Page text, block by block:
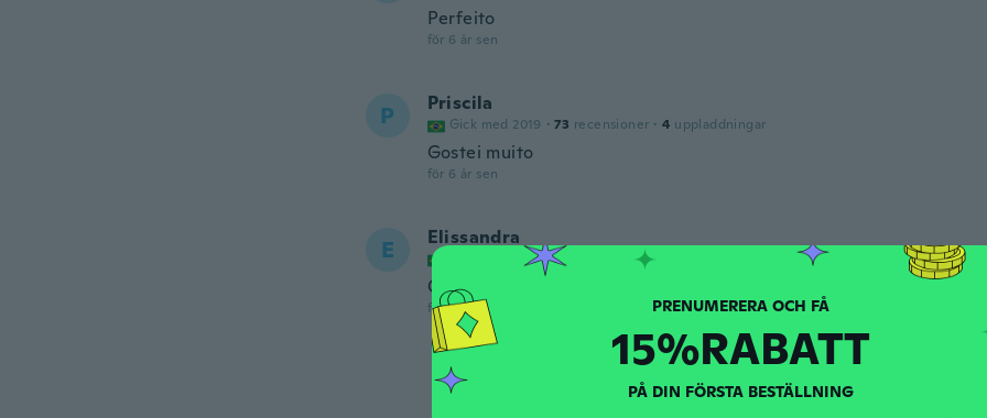
Perfeito
för 6 år sen
P Priscila
Gick med 2019 · 73 recensioner · 4 uppladdningar
Gostei muito
för 6 år sen
E Elissandra
Gick med 2018 · 12 recensioner ·
Como eu esperava, ameiii
för 6 år sen PRENUMERERA OCH FÅ
15%RABATT
PÅ DIN FÖRSTA BESTÄLLNING